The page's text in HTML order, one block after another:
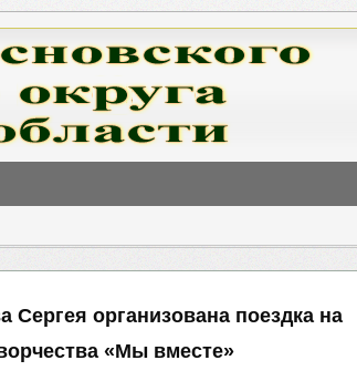
организована поездка на
«Мы вместе»